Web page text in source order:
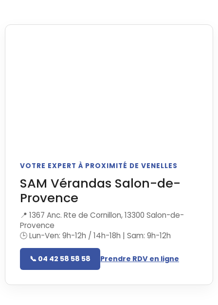
VOTRE EXPERT À PROXIMITÉ DE VENELLES
SAM Vérandas Salon-de-
Provence
📍 1367 Anc. Rte de Cornillon, 13300 Salon-de-
Provence
🕒 Lun-Ven: 9h-12h / 14h-18h | Sam: 9h-12h
📞 04 42 58 58 58 Prendre RDV en ligne